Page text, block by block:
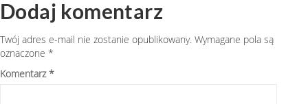
Dodaj komentarz
Twój adres e-mail nie zostanie opublikowany. Wymagane pola są
oznaczone *
Komentarz*